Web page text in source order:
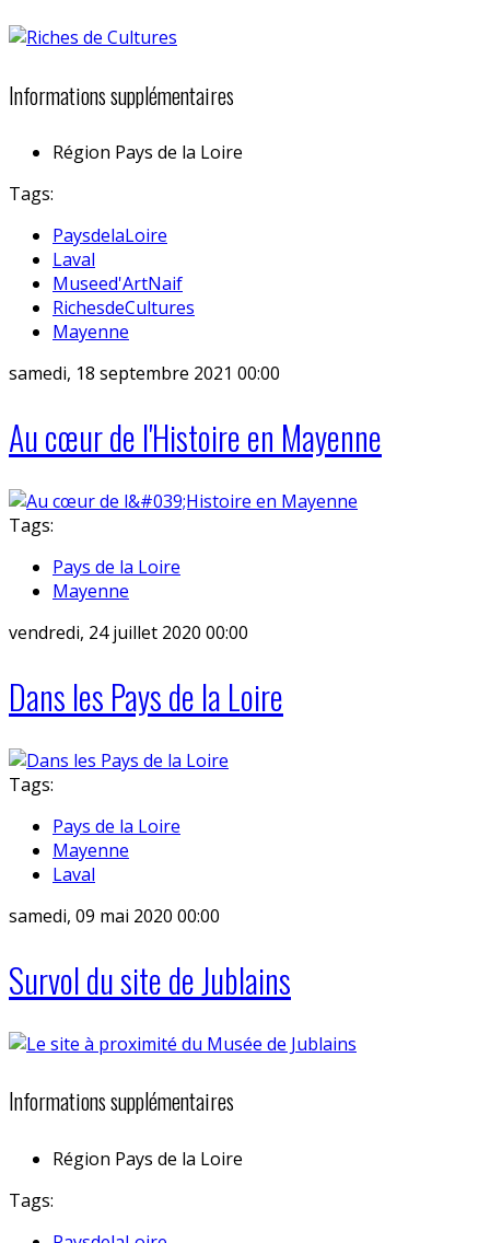
Informations supplémentaires
Région Pays de la Loire
Tags:
PaysdelaLoire
Laval
Museed'ArtNaif
RichesdeCultures
Mayenne
samedi, 18 septembre 2021 00:00
Au cœur de l'Histoire en Mayenne
Tags:
Pays de la Loire
Mayenne
vendredi, 24 juillet 2020 00:00
Dans les Pays de la Loire
Tags:
Pays de la Loire
Mayenne
Laval
samedi, 09 mai 2020 00:00
Survol du site de Jublains
Informations supplémentaires
Région Pays de la Loire
Tags: